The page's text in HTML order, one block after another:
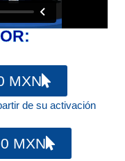
MXN
de su activación
MXN